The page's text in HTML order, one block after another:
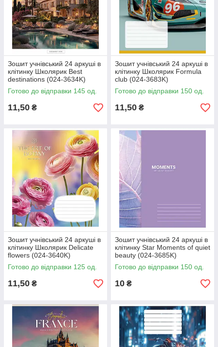
Зошит учнівський 24 аркуші в
клітинку Школярик Best
destinations (024-3634K)
Готово до відправки 145 од.
11,50 ₴
Зошит учнівський 24 аркуші в
клітинку Школярик Formula
club (024-3683K)
Готово до відправки 150 од.
11,50 ₴
Зошит учнівський 24 аркуші в
клітинку Школярик Delicate
flowers (024-3640K)
Готово до відправки 125 од.
11,50 ₴
Зошит учнівський 24 аркуші в
клітинку Star Moments of quiet
beauty (024-3685K)
Готово до відправки 150 од.
10 ₴